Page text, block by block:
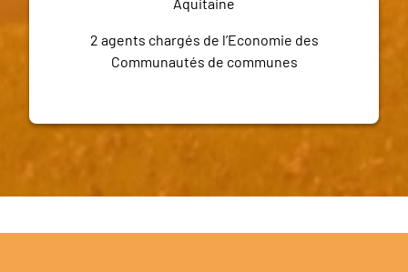
2 agents chargés de l’Economie des
Communautés de communes